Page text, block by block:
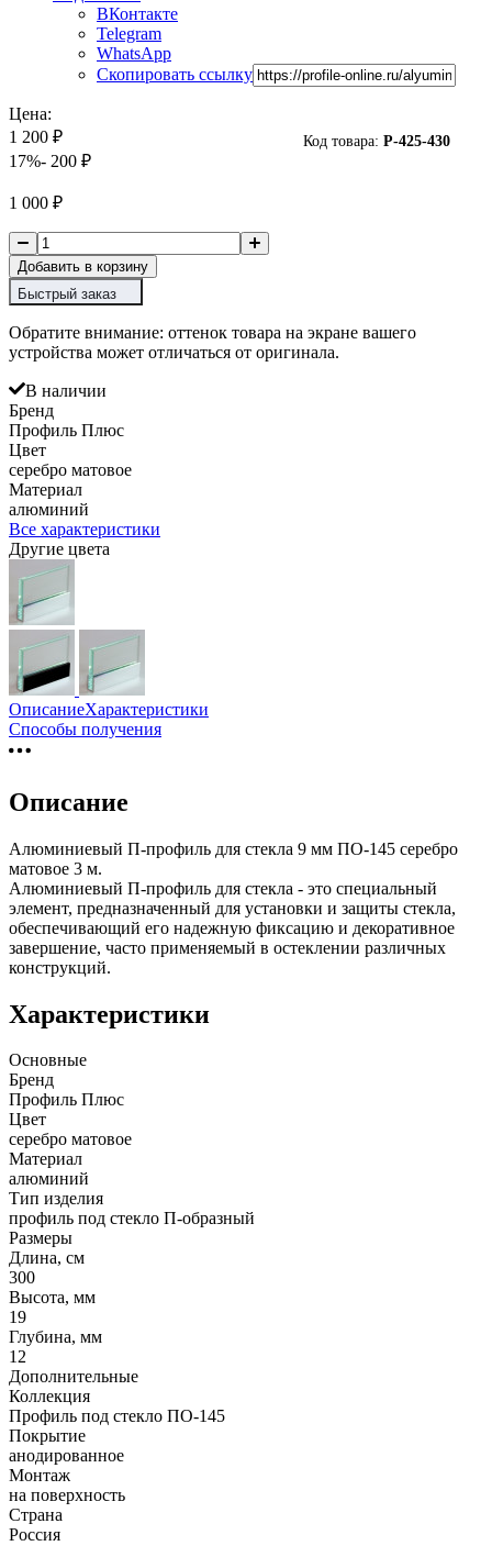
ВКонтакте
Telegram
WhatsApp
Скопировать ссылку
Код товара: P-425-430
Цена:
1 200 ₽
17%- 200 ₽
1 000 ₽
Добавить в корзину
Быстрый заказ
Обратите внимание: оттенок товара на экране вашего
устройства может отличаться от оригинала.
В наличии
Бренд
Профиль Плюс
Цвет
серебро матовое
Материал
алюминий
Все характеристики
Другие цвета
ОписаниеХарактеристики
Способы получения
Описание
Алюминиевый П-профиль для стекла 9 мм ПО-145 серебро
матовое 3 м.
Алюминиевый П-профиль для стекла - это специальный
элемент, предназначенный для установки и защиты стекла,
обеспечивающий его надежную фиксацию и декоративное
завершение, часто применяемый в остеклении различных
конструкций.
Характеристики
Основные
Бренд
Профиль Плюс
Цвет
серебро матовое
Материал
алюминий
Тип изделия
профиль под стекло П-образный
Размеры
Длина, см
300
Высота, мм
19
Глубина, мм
12
Дополнительные
Коллекция
Профиль под стекло ПО-145
Покрытие
анодированное
Монтаж
на поверхность
Страна
Россия